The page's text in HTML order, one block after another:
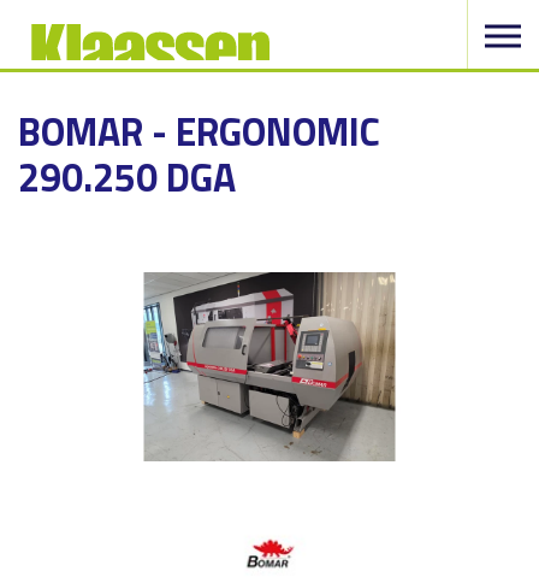
BOMAR - ERGONOMIC
290.250 DGA